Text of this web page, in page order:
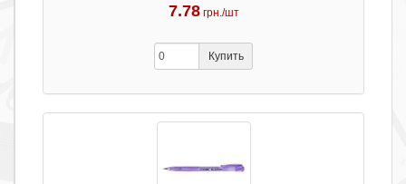
7.78 грн./шт
Купить